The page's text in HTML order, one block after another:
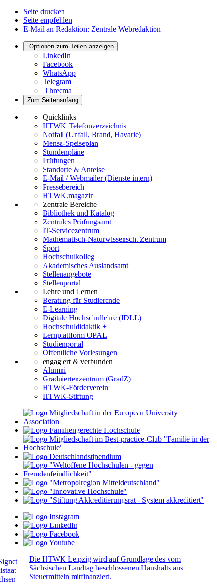
Seite drucken
Seite empfehlen
E-Mail an Redaktion: Zentrale Webredaktion
Optionen zum Teilen anzeigen
LinkedIn
Facebook
WhatsApp
Telegram
Threema
Zum Seitenanfang
Quicklinks
HTWK-Telefonverzeichnis
Notfall (Unfall, Brand, Havarie)
Mensa-Speiseplan
Stundenpläne
Prüfungen
Standorte & Anreise
E-Mail / Webmailer (Dienste intern)
Pressebereich
HTWK.magazin
Zentrale Bereiche
Bibliothek und Katalog
Zentrales Prüfungsamt
IT-Servicezentrum
Mathematisch-Naturwissensch. Zentrum
Sport
Hochschulkolleg
Akademisches Auslandsamt
Stellenangebote
Stellenportal
Lehre und Lernen
Beratung für Studierende
E-Learning
Digitale Hochschullehre (IDLL)
Hochschuldidaktik +
Lernplattform OPAL
Studienportal
Öffentliche Vorlesungen
engagiert & verbunden
Alumni
Graduiertenzentrum (GradZ)
HTWK-Förderverein
HTWK-Stiftung
Die HTWK Leipzig wird auf Grundlage des vom
Sächsischen Landtag beschlossenen Haushalts aus
Steuermitteln mitfinanziert.